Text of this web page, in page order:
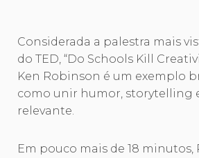
Considerada a palestra mais
do TED, “Do Schools Kill
Ken Robinson é um exemplo
como unir humor, storytelling
relevante.
Em pouco mais de 18 minutos,